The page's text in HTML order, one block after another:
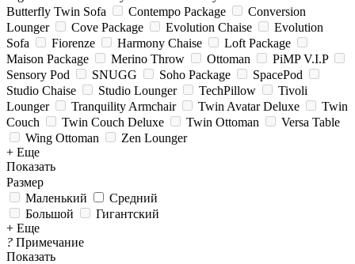
Butterfly Twin Sofa
Contempo Package
Conversion
Lounger
Cove Package Evolution Chaise
Evolution
Sofa
Fiorenze Harmony Chaise
Loft Package
Maison Package
Merino Throw Ottoman
PiMP V.I.P
Sensory Pod
SNUGG Soho Package
SpacePod
Studio Chaise
Studio Lounger TechPillow
Tivoli
Lounger
Tranquility Armchair Twin Avatar Deluxe
Twin
Couch
Twin Couch Deluxe Twin Ottoman
Versa Table
Wing Ottoman
Zen Lounger
+ Еще
Показать
Размер
Маленький
Средний
Большой
Гигантский
+ Еще
? Примечание
Показать